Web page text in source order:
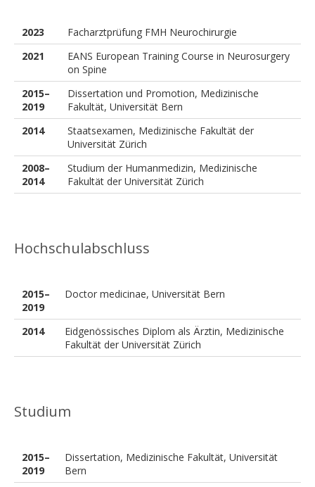
2023
Facharztprüfung FMH Neurochirurgie
2021
EANS European Training Course in Neurosurgery
on Spine
2015–
2019
Dissertation und Promotion, Medizinische
Fakultät, Universität Bern
2014
Staatsexamen, Medizinische Fakultät der
Universität Zürich
2008–
2014
Studium der Humanmedizin, Medizinische
Fakultät der Universität Zürich
Hochschulabschluss
2015–
2019
Doctor medicinae, Universität Bern
2014
Eidgenössisches Diplom als Ärztin, Medizinische
Fakultät der Universität Zürich
Studium
2015–
2019
Dissertation, Medizinische Fakultät, Universität
Bern